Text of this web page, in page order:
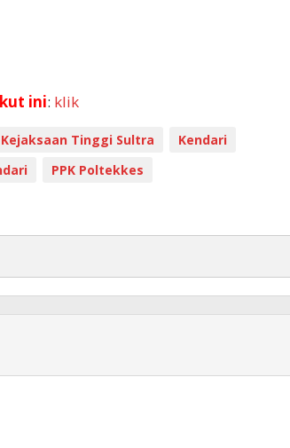
ini: klik
Kejaksaan Tinggi Sultra
Kendari
PPK Poltekkes